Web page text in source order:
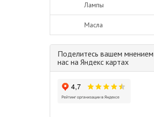
Лампы
Масла
Поделитесь вашем
нас на Яндекс картах